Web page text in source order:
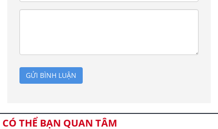
GỬI BÌNH LUẬN
CÓ THỂ BẠN QUAN TÂM